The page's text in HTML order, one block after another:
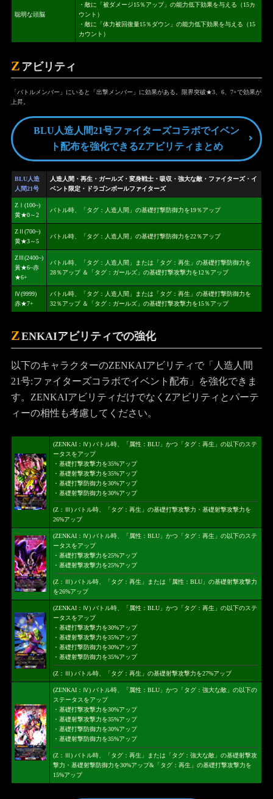
聡明な頭脳
・敵に「被ダメージ15％アップ」の能力低下効果を与える（15カ
ウント）
・敵に「体力被回復量15％ダウン」の能力低下効果を与える（15
カウント）
Z アビリティ
「バトルメンバー」にいると「出撃メンバー」に効果がある。限界突破★3、6、7+で効果が
上昇。
BLU人造人間21号ファイターズコラボでイベン
ト配布を強化できるZアビリティまとめ
BLU人造
人間21号
人造人間・再生・ガールズ・変身戦士・吸収・強大な敵・ファイターズ・イ
ベント限定・ドラゴンボールファイターズ
ZⅠ(100~)
黄★0～2
バトル時、「タグ：人造人間」の基礎打撃防御力を19％アップ
ZⅡ(700~)
黄★3～5
バトル時、「タグ：人造人間」の基礎打撃防御力を22％アップ
ZⅢ(2400~)
黃★6~赤
★6+
バトル時、「タグ：人造人間」または「タグ：再生」の基礎打撃防御力を
28％アップ ＆「タグ：ガールズ」の基礎打撃攻撃力を12％アップ
Ⅳ(9999)
赤★7+
バトル時、「タグ：人造人間」または「タグ：再生」の基礎打撃防御力を
32％アップ ＆「タグ：ガールズ」の基礎打撃攻撃力を15％アップ
ZENKAIアビリティでの強化
以下のキャラクターのZENKAIアビリティで「人造人間
21号:ファイターズコラボでイベント配布」を強化できま
す。ZENKAIアビリティだけでなくZアビリティとパーテ
ィーの相性も考慮してください。
(ZENKAI：Ⅳ) バトル時、「属性：BLU」かつ「タグ：再生」の以下のステ
ータスをアップ
・基礎打撃攻撃力を35%アップ
・基礎射撃攻撃力を35%アップ
・基礎打撃防御力を30%アップ
・基礎射撃防御力を30%アップ
(Z：Ⅲ) バトル時、「タグ：再生」の基礎打撃攻撃力・基礎射撃攻撃力を
26%アップ
(ZENKAI：Ⅳ) バトル時、「属性：BLU」かつ「タグ：再生」の以下のステ
ータスをアップ
・基礎打撃攻撃力を25%アップ
・基礎射撃攻撃力を25%アップ
(Z：Ⅲ) バトル時、「タグ：再生」または「属性：BLU」の基礎射撃攻撃力
を26%アップ
(ZENKAI：Ⅳ) バトル時、「属性：BLU」かつ「タグ：再生」の以下のステ
ータスをアップ
・基礎打撃攻撃力を30%アップ
・基礎射撃攻撃力を35%アップ
・基礎打撃防御力を30%アップ
・基礎射撃防御力を35%アップ
(Z：Ⅲ) バトル時、「タグ：再生」の基礎射撃攻撃力を27%アップ
(ZENKAI：Ⅳ) バトル時、「属性：BLU」かつ「タグ：強大な敵」の以下の
ステータスをアップ
・基礎打撃攻撃力を30%アップ
・基礎射撃攻撃力を35%アップ
・基礎打撃防御力を30%アップ
・基礎射撃防御力を35%アップ
(Z：Ⅲ) バトル時、「タグ：再生」または「タグ：強大な敵」の基礎射撃攻
撃力・基礎射撃防御力を30%アップ&「タグ：再生」の基礎打撃攻撃力を
15%アップ